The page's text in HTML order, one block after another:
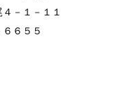
－１－１１
６５５